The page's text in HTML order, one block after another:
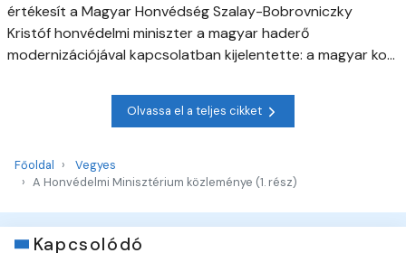
értékesít a Magyar Honvédség Szalay-Bobrovniczky
Kristóf honvédelmi miniszter a magyar haderő
modernizációjával kapcsolatban kijelentette: a magyar ko...
Olvassa el a teljes cikket
Főoldal
Vegyes
A Honvédelmi Minisztérium közleménye (1. rész)
Kapcsolódó